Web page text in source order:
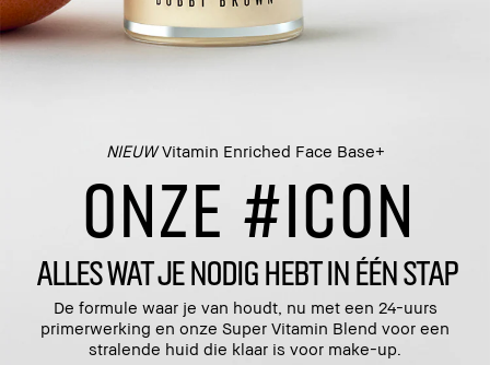
NIEUWVitamin Enriched Face Base+
ONZE #ICON
ALLES WAT JE NODIG HEBT IN ÉÉN STAP
De formule waar je van houdt, nu met een 24-uurs
primerwerking en onze Super Vitamin Blend voor een
stralende huid die klaar is voor make-up.